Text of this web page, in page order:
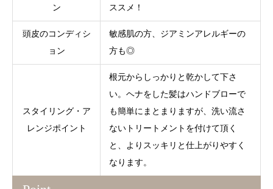
ン
ススメ！
頭皮のコンディシ
ョン
敏感肌の方、ジアミンアレルギーの
方も◎
スタイリング・ア
レンジポイント
根元からしっかりと乾かして下さ
い。ヘナをした髪はハンドブローで
も簡単にまとまりますが、洗い流さ
ないトリートメントを付けて頂く
と、よりスッキリと仕上がりやすく
なります。